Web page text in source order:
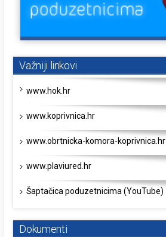
Važniji linkovi
www.hok.hr
www.koprivnica.hr
www.obrtnicka-komora-koprivnica.hr
www.plaviured.hr
Šaptačica poduzetnicima (YouTube)
Dokumenti